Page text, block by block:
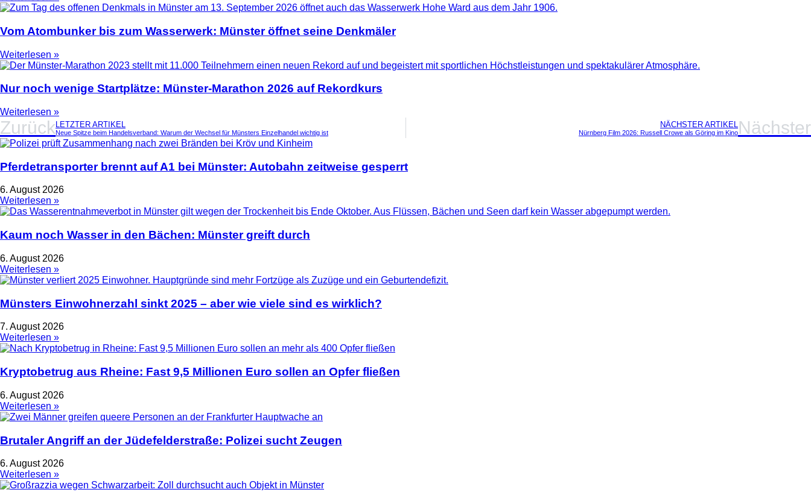
Vom Atombunker bis zum Wasserwerk: Münster öffnet seine Denkmäler
Weiterlesen »
Nur noch wenige Startplätze: Münster-Marathon 2026 auf Rekordkurs
Weiterlesen »
ZurückLETZTER ARTIKEL
Neue Spitze beim Handelsverband: Warum der Wechsel für Münsters Einzelhandel wichtig ist
NÄCHSTER ARTIKEL
Nürnberg Film 2026: Russell Crowe als Göring im Kino Nächster
Pferdetransporter brennt auf A1 bei Münster: Autobahn zeitweise gesperrt
6. August 2026
Weiterlesen »
Kaum noch Wasser in den Bächen: Münster greift durch
6. August 2026
Weiterlesen »
Münsters Einwohnerzahl sinkt 2025 – aber wie viele sind es wirklich?
7. August 2026
Weiterlesen »
Kryptobetrug aus Rheine: Fast 9,5 Millionen Euro sollen an Opfer fließen
6. August 2026
Weiterlesen »
Brutaler Angriff an der Jüdefelderstraße: Polizei sucht Zeugen
6. August 2026
Weiterlesen »